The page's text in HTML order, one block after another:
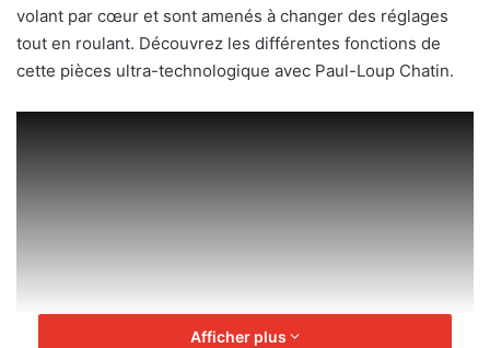
volant par cœur et sont amenés à changer des réglages
tout en roulant. Découvrez les différentes fonctions de
cette pièces ultra-technologique avec Paul-Loup Chatin.
Afficher plus